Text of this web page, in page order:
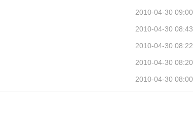
2010-04-30 09:00
2010-04-30 08:43
2010-04-30 08:22
2010-04-30 08:20
2010-04-30 08:00